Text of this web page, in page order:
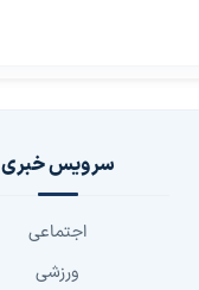
سرویس خبری
اجتماعی
ورزشی